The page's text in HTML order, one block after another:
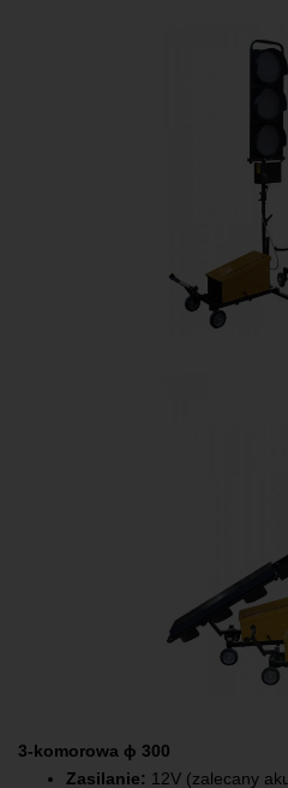
3-komorowa ϕ 300
Zasilanie: 12V (zalecany